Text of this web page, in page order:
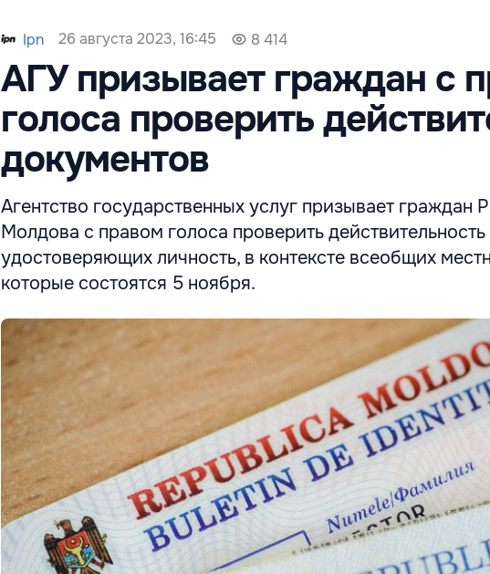
Ipn 26 августа 2023, 16:45 8 414
АГУ призывает граждан с
голоса проверить
документов
Агентство государственных услуг призывает граждан
Молдова с правом голоса проверить
удостоверяющих личность, в контексте всеобщих
которые состоятся 5 ноября.